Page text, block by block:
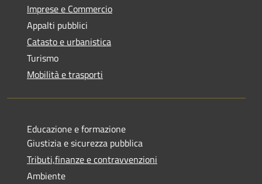
Imprese e Commercio
Appalti pubblici
Catasto e urbanistica
Turismo
Mobilità e trasporti
Educazione e formazione
Giustizia e sicurezza pubblica
Tributi,finanze e contravvenzioni
Ambiente